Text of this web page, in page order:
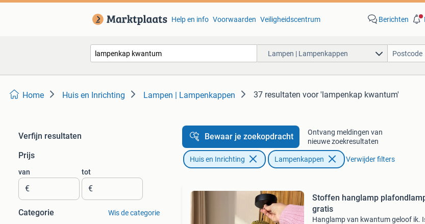
Help en info Voorwaarden Veiligheidscentrum Berichten
Lampen | Lampenkappen
Home Huis en Inrichting Lampen | Lampenkappen 37 resultaten voor 'lampenkap kwantum'
Verfijn resultaten
Prijs
van
€
tot
€
Categorie Wis de categorie
Bewaar je zoekopdracht
Ontvang meldingen van
nieuwe zoekresultaten
Huis en Inrichting Lampenkappen Verwijder filters
Stoffen hanglamp
gratis
Hanglamp van kwantum geloof ik.